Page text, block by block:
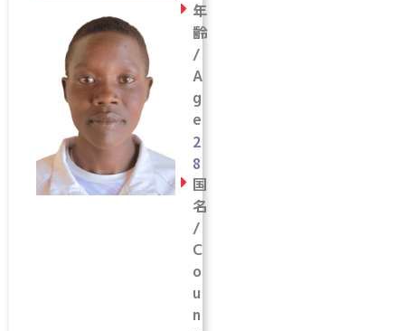
年
齢
/
A
g
e
2
8
国
名
/
C
o
u
n